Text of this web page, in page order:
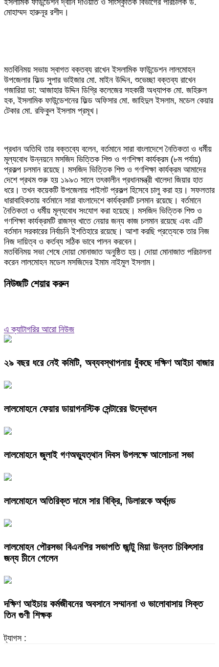
ইসলামিক ফাউন্ডেশন দ্বীনি দাওয়াত ও সাংস্কৃতিক বিভাগের পরিচালক ড.
মোহাম্মদ হারুনূর রশীদ।
মতবিনিময় সভায় স্বাগত বক্তব্য রাখেন ইসলামিক ফাউন্ডেশন লালমোহন
উপজেলার ফিল্ড সুপার ভাইজার মো. মাইন উদ্দিন, শুভেচ্ছা বক্তব্য রাখেন
গজারিয়া ডা: আজাহার উদ্দিন ডিগ্রি কলেজের সহকারী অধ্যাপক মো. জহিরুল
হক, ইসলামিক ফাউন্ডেশনের ফিল্ড অফিসার মো. জাহিদুল ইসলাম, মডেল কেয়ার
টেকার মো. রফিকুল ইসলাম প্রমূখ।
প্রধান অতিথি তার বক্তব্যে বলেন, বর্তমানে সারা বাংলাদেশে নৈতিকতা ও ধর্মীয়
মূল্যবোধ উন্নয়নে মসজিদ ভিত্তিক শিশু ও গণশিক্ষা কার্যক্রম (৮ম পর্যায়)
প্রকল্প চলমান রয়েছে। মসজিদ ভিত্তিক শিশু ও গণশিক্ষা কার্যক্রম আমাদের
দেশে প্রথম শুরু হয় ১৯৯৩ সালে তৎকালীন প্রধানমন্ত্রী খালেদা জিয়ার হাত
ধরে। তখন কয়েকটি উপজেলায় পাইলট প্রকল্প হিসেবে চালু করা হয়। সফলতার
ধারাবাহিকতায় বর্তমানে সারা বাংলাদেশে কার্যক্রমটি চলমান রয়েছে। বর্তমানে
নৈতিকতা ও ধর্মীয় মূল্যবোধ সংযোগ করা হয়েছে। মসজিদ ভিত্তিক শিশু ও
গণশিক্ষা কার্যক্রমটি রাজস্ব খাতে নেয়ার জন্য কাজ চলমান রয়েছে এবং এটি
বর্তমান সরকারের নির্বাচনি ইশতিহারে রয়েছে। আশা করছি প্রত্যেকে তার নিজ
নিজ দায়িত্ব ও কর্তব্য সঠিক ভাবে পালন করবেন।
মতবিনিময় সভা শেষে দোয়া মোনাজাত অনুষ্ঠিত হয়। দোয়া মোনাজাত পরিচালনা
করেন লালমোহন মডেল মসজিদের ইমাম নাইমুল ইসলাম।
নিউজটি শেয়ার করুন
এ ক্যাটাগরির আরো নিউজ
২৯ বছর ধরে নেই কমিটি, অব্যবস্থাপনায় ধুঁকছে দক্ষিণ আইচা বাজার
লালমোহনে ফেয়ার ডায়াগনস্টিক সেন্টারের উদ্বোধন
লালমোহনে জুলাই গণঅভ্যুত্থান দিবস উপলক্ষে আলোচনা সভা
লালমোহনে অতিরিক্ত দামে সার বিক্রি, ডিলারকে অর্থদন্ড
লালমোহন পৌরসভা বিএনপির সভাপতি জান্টু মিয়া উন্নত চিকিৎসার
জন্য চীনে গেলেন
দক্ষিণ আইচায় কর্মজীবনের অবসানে সম্মাননা ও ভালোবাসায় সিক্ত
তিন গুণী শিক্ষক
ট্যাগস :